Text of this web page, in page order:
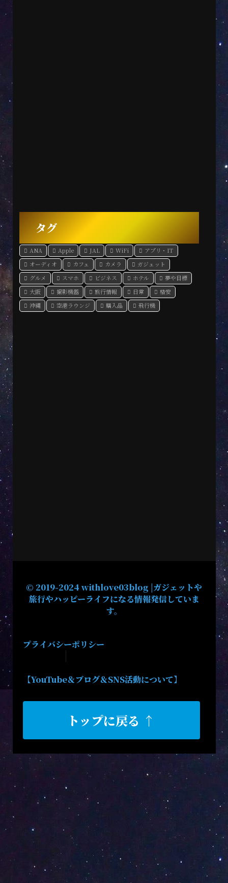
タグ
ANA Apple JAL WiFi
アプリ・IT
オーディオ
カフェ カメラ
ガジェット
グルメ
スマホ ビジネス ホテル
夢や目標
大阪
撮影機器 旅行情報 日常
格安
沖縄
空港ラウンジ 購入品 飛行機
© 2019-2024 withlove03blog |ガジェットや
旅行やハッピーライフになる情報発信していま
す。
プライバシーポリシー
【YouTube＆ブログ＆SNS活動について】
トップに戻る ↑